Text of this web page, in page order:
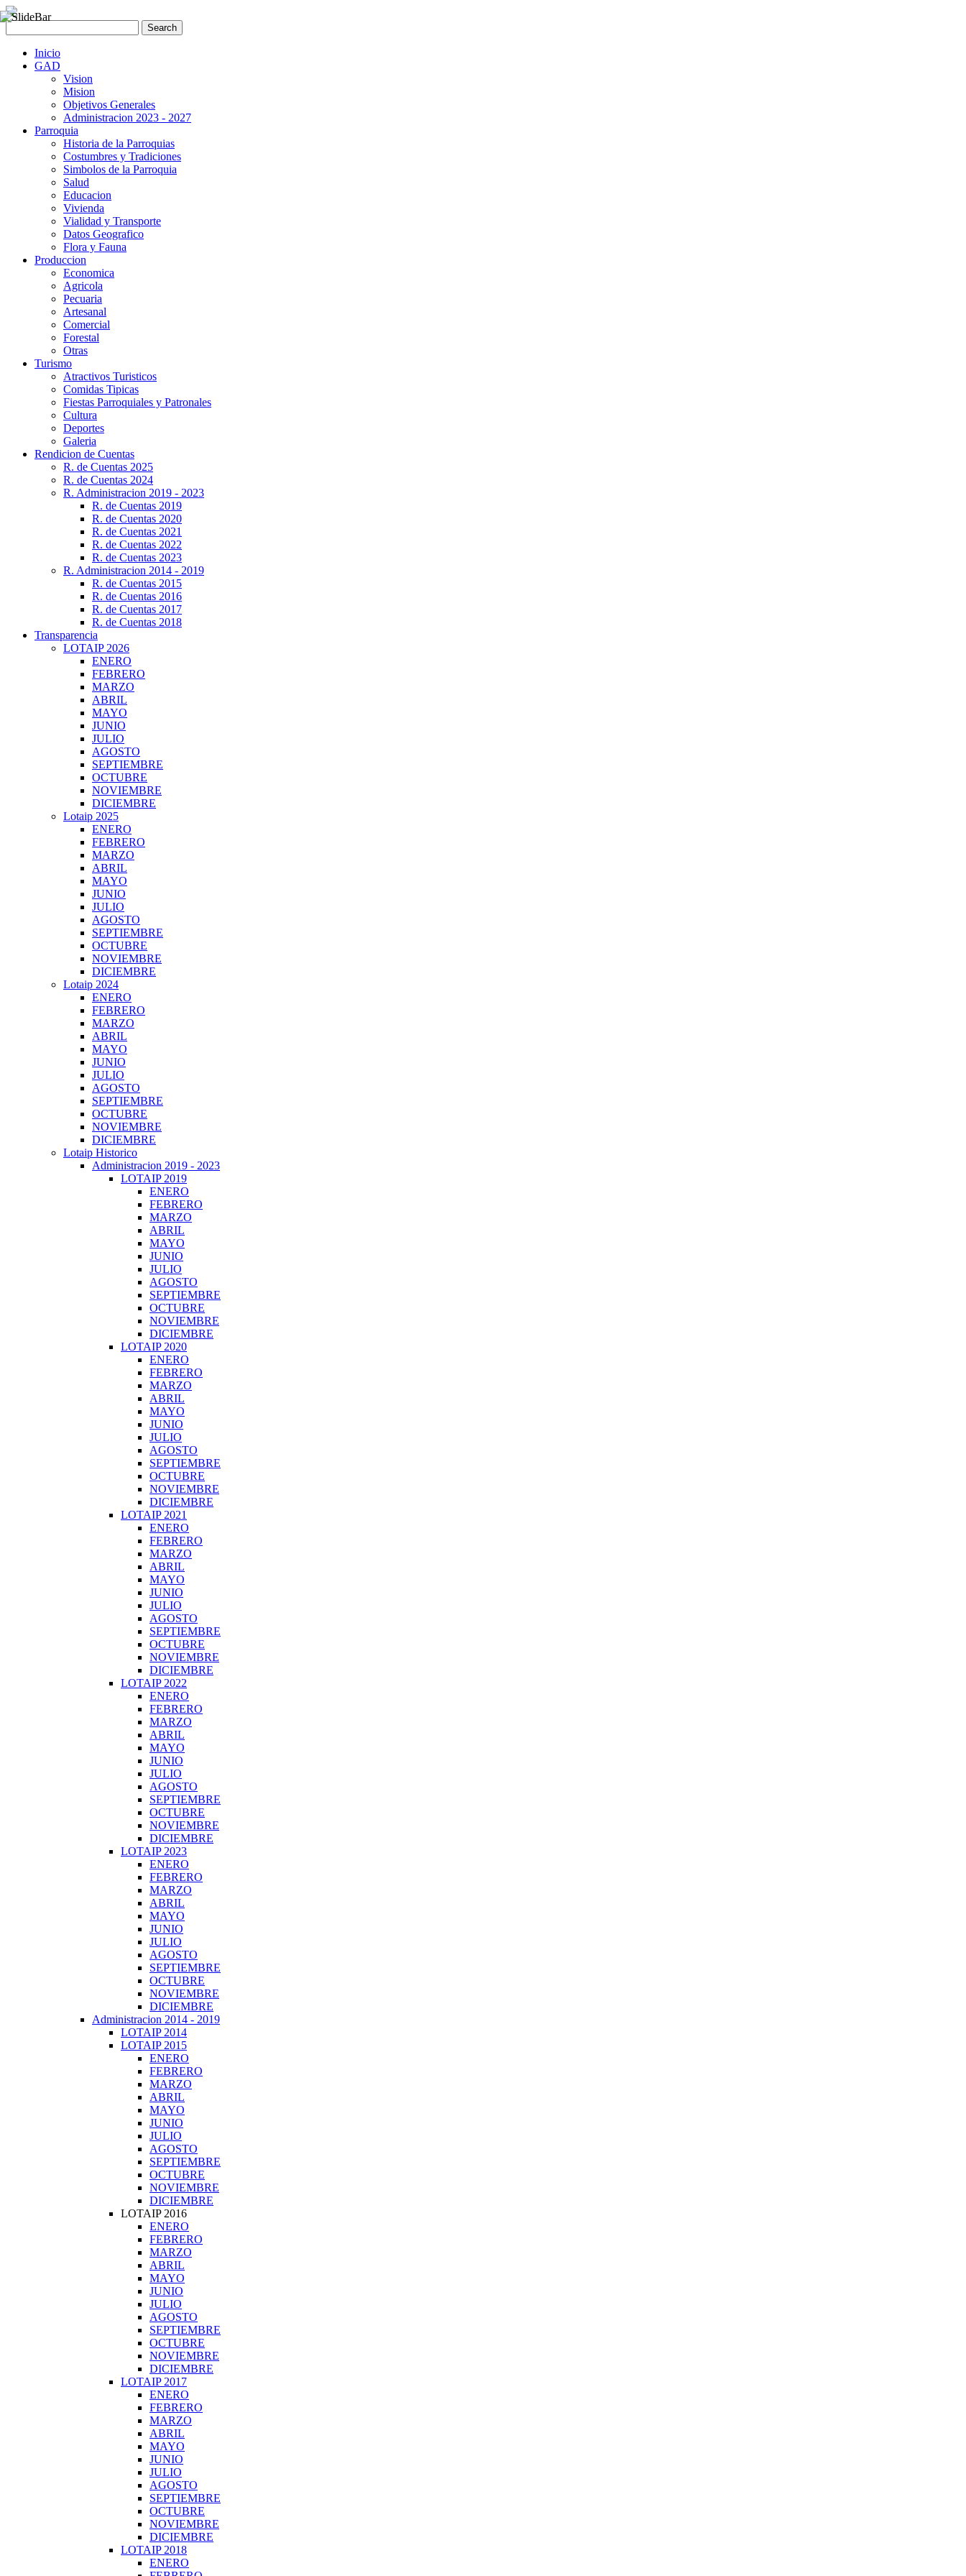
Inicio
GAD
Vision
Mision
Objetivos Generales
Administracion 2023 - 2027
Parroquia
Historia de la Parroquias
Costumbres y Tradiciones
Simbolos de la Parroquia
Salud
Educacion
Vivienda
Vialidad y Transporte
Datos Geografico
Flora y Fauna
Produccion
Economica
Agricola
Pecuaria
Artesanal
Comercial
Forestal
Otras
Turismo
Atractivos Turisticos
Comidas Tipicas
Fiestas Parroquiales y Patronales
Cultura
Deportes
Galeria
Rendicion de Cuentas
R. de Cuentas 2025
R. de Cuentas 2024
R. Administracion 2019 - 2023
R. de Cuentas 2019
R. de Cuentas 2020
R. de Cuentas 2021
R. de Cuentas 2022
R. de Cuentas 2023
R. Administracion 2014 - 2019
R. de Cuentas 2015
R. de Cuentas 2016
R. de Cuentas 2017
R. de Cuentas 2018
Transparencia
LOTAIP 2026
ENERO
FEBRERO
MARZO
ABRIL
MAYO
JUNIO
JULIO
AGOSTO
SEPTIEMBRE
OCTUBRE
NOVIEMBRE
DICIEMBRE
Lotaip 2025
ENERO
FEBRERO
MARZO
ABRIL
MAYO
JUNIO
JULIO
AGOSTO
SEPTIEMBRE
OCTUBRE
NOVIEMBRE
DICIEMBRE
Lotaip 2024
ENERO
FEBRERO
MARZO
ABRIL
MAYO
JUNIO
JULIO
AGOSTO
SEPTIEMBRE
OCTUBRE
NOVIEMBRE
DICIEMBRE
Lotaip Historico
Administracion 2019 - 2023
LOTAIP 2019
ENERO
FEBRERO
MARZO
ABRIL
MAYO
JUNIO
JULIO
AGOSTO
SEPTIEMBRE
OCTUBRE
NOVIEMBRE
DICIEMBRE
LOTAIP 2020
ENERO
FEBRERO
MARZO
ABRIL
MAYO
JUNIO
JULIO
AGOSTO
SEPTIEMBRE
OCTUBRE
NOVIEMBRE
DICIEMBRE
LOTAIP 2021
ENERO
FEBRERO
MARZO
ABRIL
MAYO
JUNIO
JULIO
AGOSTO
SEPTIEMBRE
OCTUBRE
NOVIEMBRE
DICIEMBRE
LOTAIP 2022
ENERO
FEBRERO
MARZO
ABRIL
MAYO
JUNIO
JULIO
AGOSTO
SEPTIEMBRE
OCTUBRE
NOVIEMBRE
DICIEMBRE
LOTAIP 2023
ENERO
FEBRERO
MARZO
ABRIL
MAYO
JUNIO
JULIO
AGOSTO
SEPTIEMBRE
OCTUBRE
NOVIEMBRE
DICIEMBRE
Administracion 2014 - 2019
LOTAIP 2014
LOTAIP 2015
ENERO
FEBRERO
MARZO
ABRIL
MAYO
JUNIO
JULIO
AGOSTO
SEPTIEMBRE
OCTUBRE
NOVIEMBRE
DICIEMBRE
LOTAIP 2016
ENERO
FEBRERO
MARZO
ABRIL
MAYO
JUNIO
JULIO
AGOSTO
SEPTIEMBRE
OCTUBRE
NOVIEMBRE
DICIEMBRE
LOTAIP 2017
ENERO
FEBRERO
MARZO
ABRIL
MAYO
JUNIO
JULIO
AGOSTO
SEPTIEMBRE
OCTUBRE
NOVIEMBRE
DICIEMBRE
LOTAIP 2018
ENERO